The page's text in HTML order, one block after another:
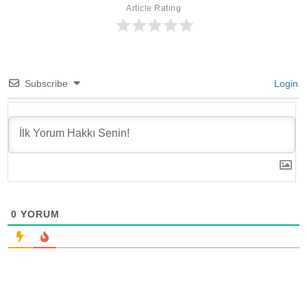
Article Rating
Subscribe Login
0 YORUM